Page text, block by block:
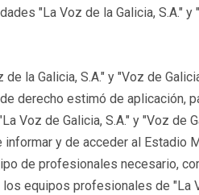
"La Voz de la Galicia, S.A." y
la Galicia, S.A." y "Voz de
derecho estimó de aplicación,
Voz de Galicia, S.A." y "Voz de
y de acceder al Estadio
de profesionales necesario,
equipos profesionales de "La